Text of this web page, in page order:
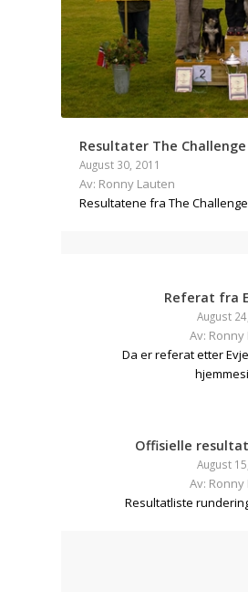
Resultater The Challenge
August 30, 2011
Av: Ronny Lauten
Resultatene fra The
Referat fra
August
Av:
Da er referat etter
Offisielle
August
Av:
Resultatliste